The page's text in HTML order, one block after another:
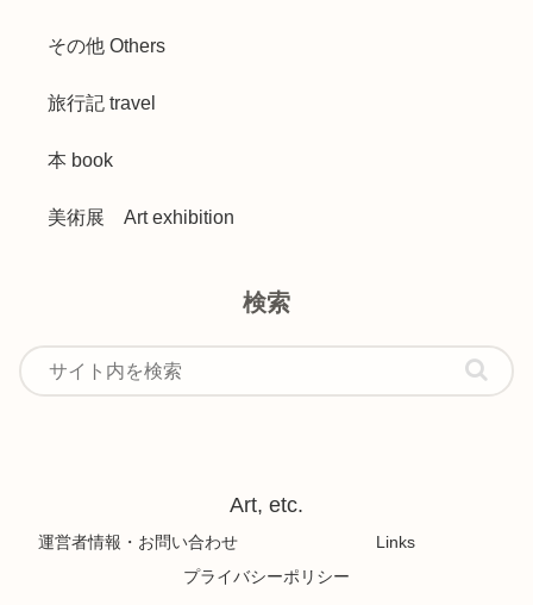
その他 Others
旅行記 travel
本 book
美術展 Art exhibition
検索
Art, etc.
運営者情報・お問い合わせ
Links
プライバシーポリシー